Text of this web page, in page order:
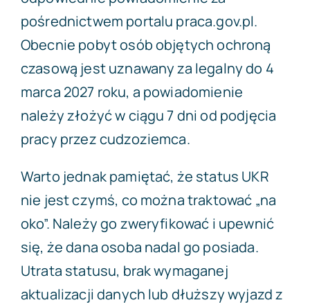
pośrednictwem portalu praca.gov.pl.
Obecnie pobyt osób objętych ochroną
czasową jest uznawany za legalny do 4
marca 2027 roku, a powiadomienie
należy złożyć w ciągu 7 dni od podjęcia
pracy przez cudzoziemca.
Warto jednak pamiętać, że status UKR
nie jest czymś, co można traktować „na
oko”. Należy go zweryfikować i upewnić
się, że dana osoba nadal go posiada.
Utrata statusu, brak wymaganej
aktualizacji danych lub dłuższy wyjazd z